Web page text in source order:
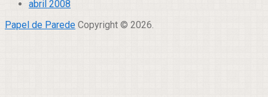
abril 2008
Papel de Parede Copyright © 2026.